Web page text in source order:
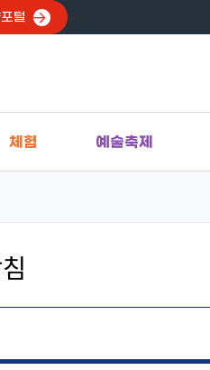
털
체험 예술축제